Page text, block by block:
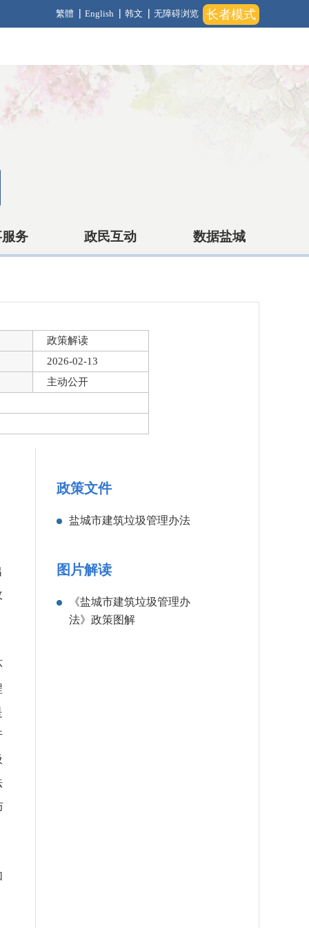
长者模式
繁體 English 韩文 无障碍浏览
务 政民互动 数据盐城
政策解读
2026-02-13
主动公开
政策文件
盐城市建筑垃圾管理办法
图片解读
《盐城市建筑垃圾管理办
法》政策图解